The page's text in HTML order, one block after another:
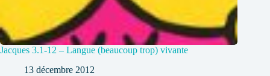
Jacques 3.1-12 – Langue (beaucoup trop) vivante
13 décembre 2012